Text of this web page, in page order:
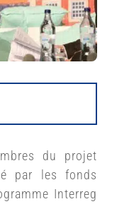
du projet
par les fonds
Interreg